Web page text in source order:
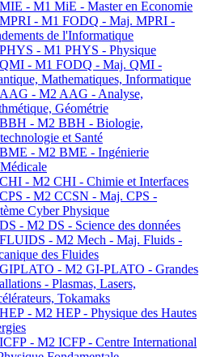
- M1 MiE - Master en Economie
- M1 FODQ - Maj. MPRI -
de l'Informatique
- M1 PHYS - Physique
- M1 FODQ - Maj. QMI -
Mathematiques, Informatique
- M2 AAG - Analyse,
Géométrie
- M2 BBH - Biologie,
et Santé
- M2 BME - Ingénierie
- M2 CHI - Chimie et Interfaces
- M2 CCSN - Maj. CPS -
Cyber Physique
- M2 DS - Science des données
- M2 Mech - Maj. Fluids -
des Fluides
- M2 GI-PLATO - Grandes
- Plasmas, Lasers,
Tokamaks
- M2 HEP - Physique des Hautes
- M2 ICFP - Centre International